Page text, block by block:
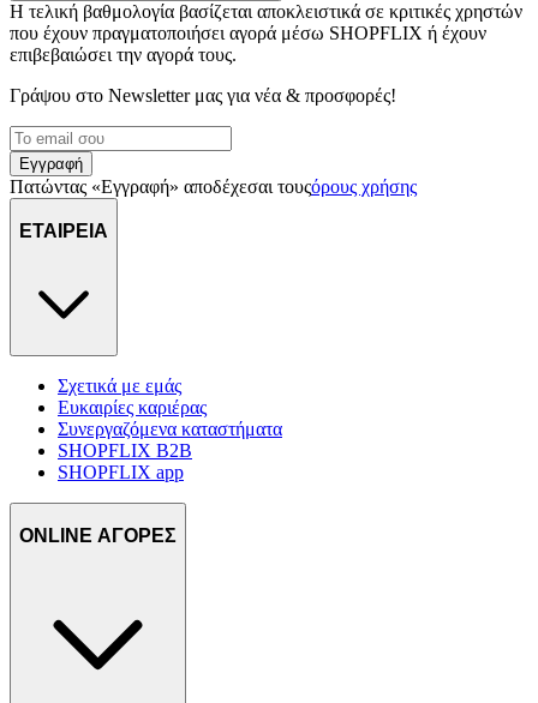
Η τελική βαθμολογία βασίζεται αποκλειστικά σε κριτικές χρηστών
που έχουν πραγματοποιήσει αγορά μέσω SHOPFLIX ή έχουν
επιβεβαιώσει την αγορά τους.
Γράψου στο Νewsletter μας για νέα & προσφορές!
Εγγραφή
Πατώντας «Εγγραφή» αποδέχεσαι τουςόρους χρήσης
ΕΤΑΙΡΕΙΑ
Σχετικά με εμάς
Ευκαιρίες καριέρας
Συνεργαζόμενα καταστήματα
SHOPFLIX B2B
SHOPFLIX app
ONLINE ΑΓΟΡΕΣ